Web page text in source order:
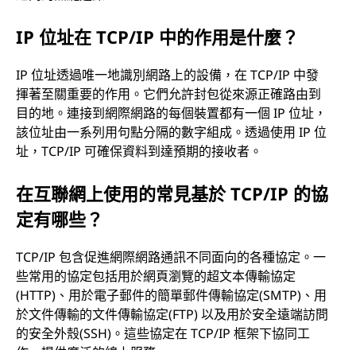
IP 位址在 TCP/IP 中的作用是什麼？
IP 位址透過唯一地識別網路上的設備，在 TCP/IP 中發
揮著至關重要的作用。它們允許封包從來源正確路由到
目的地。連接到網際網路的每個裝置都有一個 IP 位址，
該位址由一系列用句點分隔的數字組成。透過使用 IP 位
址，TCP/IP 可確保資料到達預期的接收者。
在互聯網上使用的常見基於 TCP/IP 的協
定有哪些？
TCP/IP 包含促進網際網路通訊不同面向的各種協定。一
些常用的協定包括用於網頁瀏覽的超文本傳輸協定
(HTTP)、用於電子郵件的簡單郵件傳輸協定(SMTP)、用
於文件傳輸的文件傳輸協定(FTP) 以及用於安全遠端訪問
的安全外殼(SSH)。這些協定在 TCP/IP 框架下協同工